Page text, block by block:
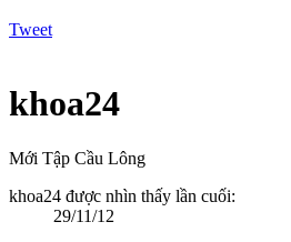
Tweet
khoa24
Mới Tập Cầu Lông
khoa24 được nhìn thấy lần cuối:
29/11/12